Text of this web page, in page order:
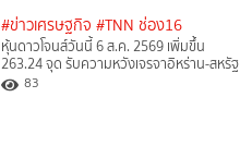
#ข่าวเศรษฐกิจ #TNN ช่อง16
หุ้นดาวโจนส์วันนี้ 6 ส.ค. 2569 เพิ่มขึ้น
263.24 จุด รับความหวังเจรจาอิหร่าน-สหรัฐ
83